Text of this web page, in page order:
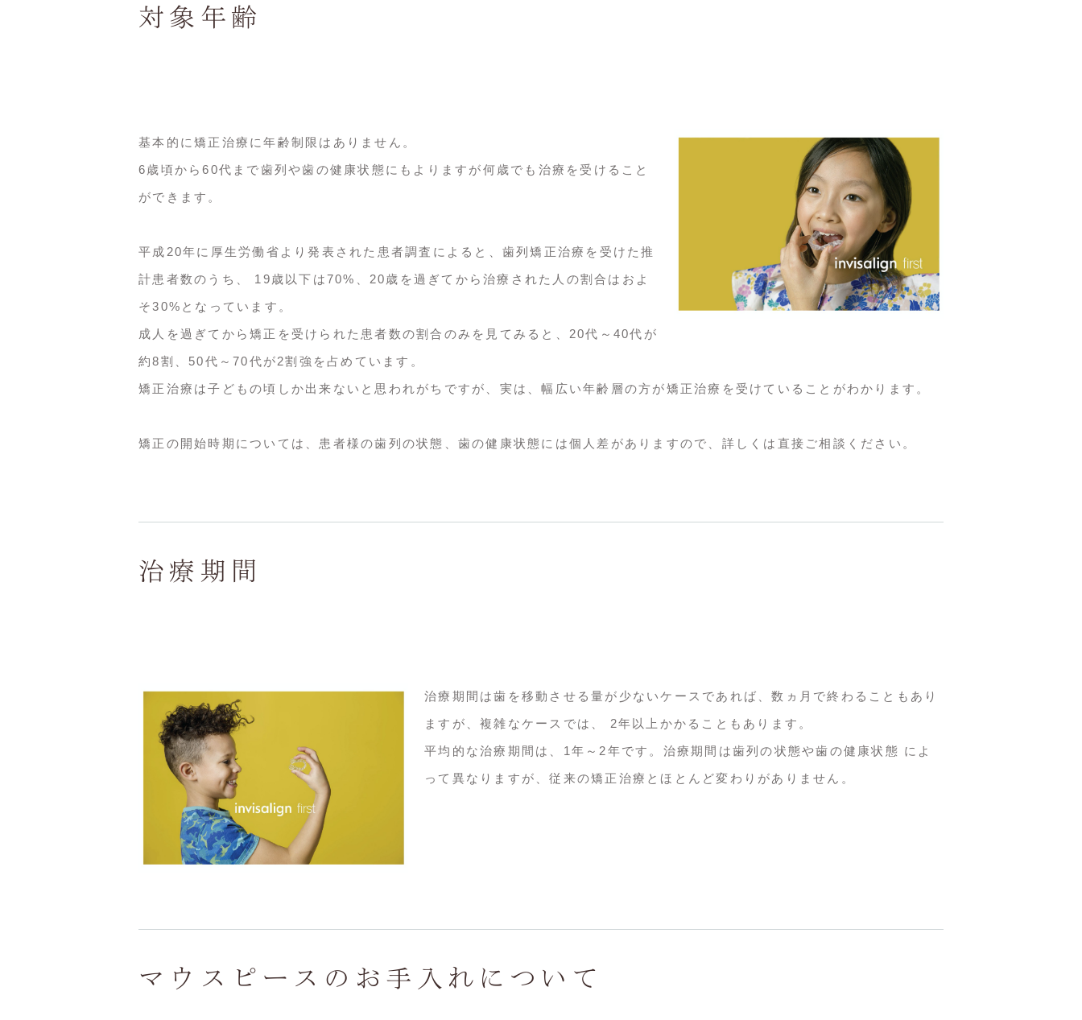
対象年齢
基本的に矯正治療に年齢制限はありません。
6歳頃から60代まで歯列や歯の健康状態にもよりますが何歳でも治療を受けること
ができます。
平成20年に厚生労働省より発表された患者調査によると、歯列矯正治療を受けた推
計患者数のうち、 19歳以下は70%、20歳を過ぎてから治療された人の割合はおよ
そ30%となっています。
成人を過ぎてから矯正を受けられた患者数の割合のみを見てみると、20代～40代が
約8割、50代～70代が2割強を占めています。
矯正治療は子どもの頃しか出来ないと思われがちですが、実は、幅広い年齢層の方が矯正治療を受けていることがわかります。
矯正の開始時期については、患者様の歯列の状態、歯の健康状態には個人差がありますので、詳しくは直接ご相談ください。
治療期間
治療期間は歯を移動させる量が少ないケースであれば、数ヵ月で終わることもあり
ますが、複雑なケースでは、 2年以上かかることもあります。
平均的な治療期間は、1年～2年です。治療期間は歯列の状態や歯の健康状態 によ
って異なりますが、従来の矯正治療とほとんど変わりがありません。
マウスピースのお手入れについて